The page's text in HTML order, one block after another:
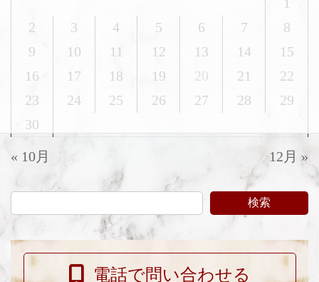
2
3 4 5 6 7
8
9
10 11 12 13 14
15
16
17 18 19 20 21
22
23
24 25 26 27 28
29
30
« 10月 12月 »
検索
電話で問い合わせる